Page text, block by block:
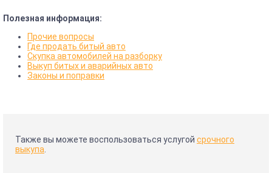
Полезная информация:
Прочие вопросы
Где продать битый авто
Скупка автомобилей на разборку
Выкуп битых и аварийных авто
Законы и поправки
Также вы можете воспользоваться услугой срочного
выкупа.